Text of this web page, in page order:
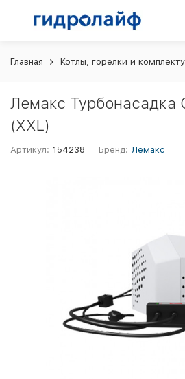
Главная Котлы, горелки и
Лемакс Турбонасадка
(XXL)
Артикул: 154238 Бренд: Лемакс